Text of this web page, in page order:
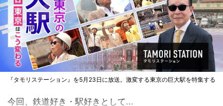
『タモリステーション』を5月23日に放送。激変する東京の巨大駅を特集する
今回、鉄道好き・駅好きとして...